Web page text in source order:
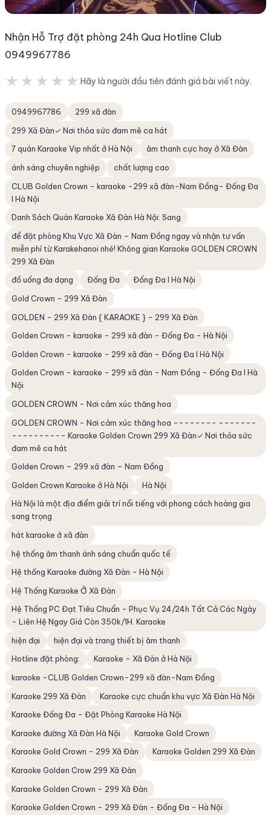
Nhận Hỗ Trợ đặt phòng 24h Qua Hotline Club
0949967786
★★★★★ Hãy là người đầu tiên đánh giá bài viết này.
0949967786
299 xã đàn
299 Xã Đàn✓ Nơi thỏa sức đam mê ca hát
7 quán Karaoke Vip nhất ở Hà Nội
âm thanh cực hay ở Xã Đàn
ánh sáng chuyên nghiệp
chất lượng cao
CLUB Golden Crown - karaoke -299 xã đàn-Nam Đồng- Đống Đa
I Hà Nội
Danh Sách Quán Karaoke Xã Đàn Hà Nội: Sang
để đặt phòng Khu Vực Xã Đàn – Nam Đồng ngay và nhận tư vấn
miễn phí từ Karakehanoi nhé! Không gian Karaoke GOLDEN CROWN
299 Xã Đàn
đồ uống đa dạng
Đống Đa
Đống Đa I Hà Nội
Gold Crown - 299 Xã Đàn
GOLDEN - 299 Xã Đàn { KARAOKE } - 299 Xã Đàn
Golden Crown - karaoke - 299 xã đàn - Đống Đa - Hà Nội
Golden Crown - karaoke - 299 xã đàn - Đống Đa I Hà Nội
Golden Crown - karaoke - 299 xã đàn - Nam Đồng - Đống Đa I Hà
Nội
GOLDEN CROWN - Nơi cảm xúc thăng hoa
GOLDEN CROWN - Nơi cảm xúc thăng hoa -------- -------
---------- Karaoke Golden Crown 299 Xã Đàn✓ Nơi thỏa sức
đam mê ca hát
Golden Crown – 299 xã đàn – Nam Đồng
Golden Crown Karaoke ở Hà Nội
Hà Nội
Hà Nội là một địa điểm giải trí nổi tiếng với phong cách hoàng gia
sang trọng
hát karaoke ở xã đàn
hệ thống âm thanh ánh sáng chuẩn quốc tế
Hệ thống Karaoke đường Xã Đàn - Hà Nội
Hệ Thống Karaoke Ở Xã Đàn
Hệ Thống PC Đạt Tiêu Chuẩn - Phục Vụ 24/24h Tất Cả Các Ngày
- Liên Hệ Ngay Giá Còn 350k/1H. Karaoke
hiện đại
hiện đại và trang thiết bị âm thanh
Hotline đặt phòng:
Karaoke - Xã Đàn ở Hà Nội
karaoke -CLUB Golden Crown-299 xã đàn-Nam Đồng
Karaoke 299 Xã Đàn
Karaoke cực chuẩn khu vực Xã Đàn Hà Nội
Karaoke Đống Đa - Đặt Phòng Karaoke Hà Nội
Karaoke đường Xã Đàn Hà Nội
Karaoke Gold Crown
Karaoke Gold Crown - 299 Xã Đàn
Karaoke Golden 299 Xã Đàn
Karaoke Golden Crow 299 Xã Đàn
Karaoke Golden Crown - 299 Xã Đàn
Karaoke Golden Crown - 299 Xã Đàn - Đống Đa - Hà Nội